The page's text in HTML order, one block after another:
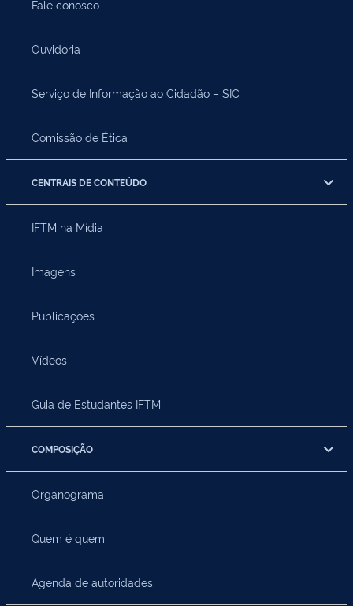
Fale conosco
Ouvidoria
Serviço de Informação ao Cidadão – SIC
Comissão de Ética
CENTRAIS DE CONTEÚDO
IFTM na Mídia
Imagens
Publicações
Vídeos
Guia de Estudantes IFTM
COMPOSIÇÃO
Organograma
Quem é quem
Agenda de autoridades